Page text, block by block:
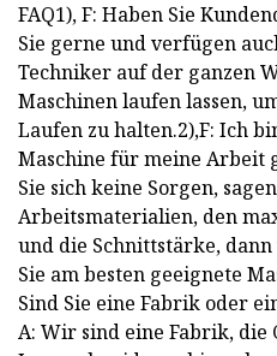
FAQ1), F: Haben Sie
Sie gerne und verfügen
Techniker auf der ganzen
Maschinen laufen lassen,
Laufen zu halten.2),F: Ich
Maschine für meine Arbeit
Sie sich keine Sorgen,
Arbeitsmaterialien, den
und die Schnittstärke,
Sie am besten geeignete
Sind Sie eine Fabrik oder
A: Wir sind eine Fabrik, die